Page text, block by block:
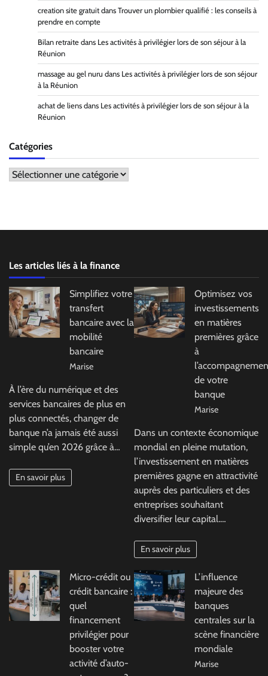
creation site gratuit dans Trouver un plombier qualifié : les conseils à
prendre en compte
Bilan retraite dans Les activités à privilégier lors de son séjour à la
Réunion
massage au gel nuru dans Les activités à privilégier lors de son séjour
à la Réunion
achat de liens dans Les activités à privilégier lors de son séjour à la
Réunion
Catégories
Catégories
Les articles liés à la finance
Simplifiez votre
transfert
bancaire avec la
mobilité
bancaire
Marise
À l’ère du numérique et des
services bancaires de plus en
plus connectés, changer de
banque n’a jamais été aussi
simple qu’en 2026 grâce à…
En savoir plus
Optimisez vos
investissements
en matières
premières grâce
à
de votre
banque
Marise
Dans un contexte économique
mondial en pleine mutation,
l’investissement en matières
premières gagne en attractivité
auprès des particuliers et des
entreprises souhaitant
diversifier leur capital.…
En savoir plus
Micro-crédit ou
crédit bancaire :
quel
financement
privilégier pour
booster votre
activité d’auto-
L’influence
majeure des
banques
centrales sur la
scène financière
mondiale
Marise